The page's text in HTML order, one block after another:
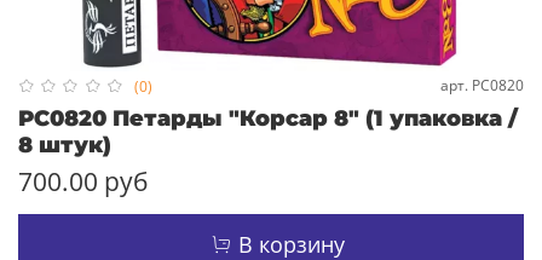
(0) арт. РС0820
РС0820 Петарды "Корсар 8" (1 упаковка /
8 штук)
700.00 руб
В корзину